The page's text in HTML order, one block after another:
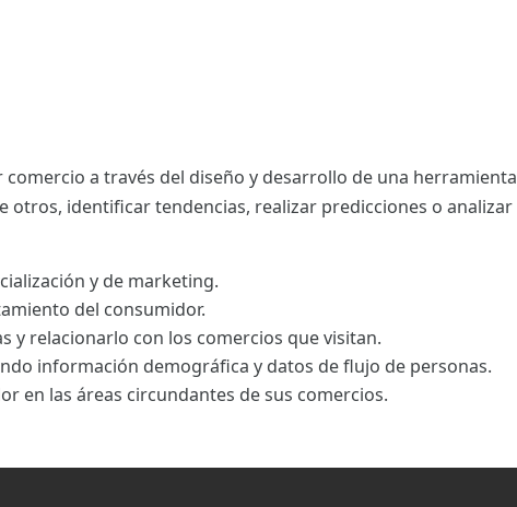
a través del diseño y desarrollo de una herramienta
otros, identificar tendencias, realizar predicciones o analizar
y de marketing.
del consumidor.
y relacionarlo con los comercios que visitan.
información demográfica y datos de flujo de personas.
en las áreas circundantes de sus comercios.